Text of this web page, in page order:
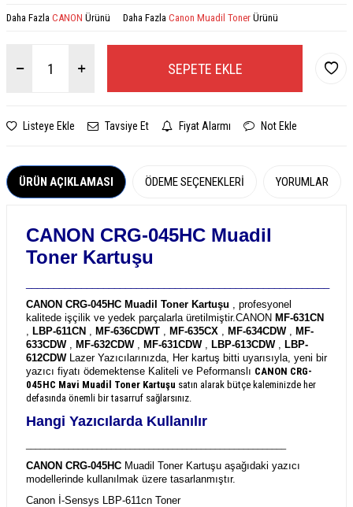
Daha Fazla CANON Ürünü Daha Fazla Canon Muadil Toner Ürünü
SEPETE EKLE
Listeye Ekle Tavsiye Et Fiyat Alarmı Not Ekle
ÜRÜN AÇIKLAMASI ÖDEME SEÇENEKLERI YORUMLAR
CANON CRG-045HC Muadil
Toner Kartuşu
CANON CRG-045HC Muadil Toner Kartuşu , profesyonel
kalitede işçilik ve yedek parçalarla üretilmiştir.CANON MF-631CN
, LBP-611CN , MF-636CDWT , MF-635CX , MF-634CDW , MF-
633CDW , MF-632CDW , MF-631CDW , LBP-613CDW , LBP-
612CDW Lazer Yazıcılarınızda, Her kartuş bitti uyarısıyla, yeni bir
yazıcı fiyatı ödemektense Kaliteli ve Peformanslı CANON CRG-
045HC Mavi Muadil Toner Kartuşu satın alarak bütçe kaleminizde her
defasında önemli bir tasarruf sağlarsınız.
Hangi Yazıcılarda Kullanılır
CANON CRG-045HC Muadil Toner Kartuşu aşağıdaki yazıcı
modellerinde kullanılmak üzere tasarlanmıştır.
Canon İ-Sensys LBP-611cn Toner